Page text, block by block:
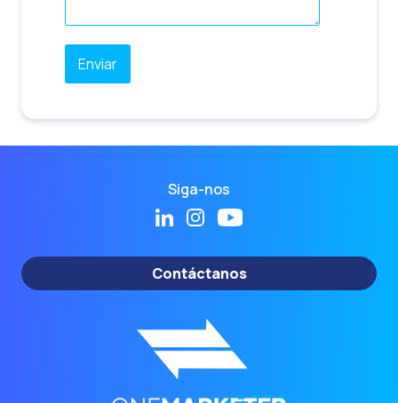
Siga-nos
Contáctanos